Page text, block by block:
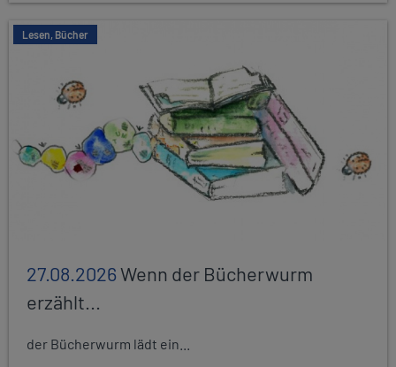
Lesen, Bücher
27.08.2026Wenn der Bücherwurm
erzählt...
der Bücherwurm lädt ein...